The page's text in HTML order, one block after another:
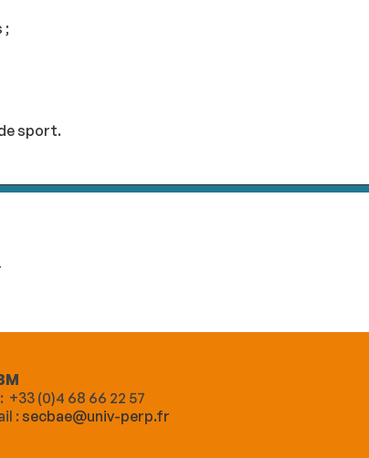
;
sport.
+33 (0)4 68 66 22 57
:secbae@univ-perp.fr